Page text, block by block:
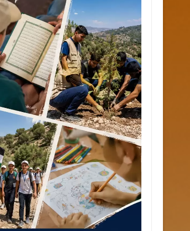
الملك يتلقى اتصالا هاتفيا من العاهل